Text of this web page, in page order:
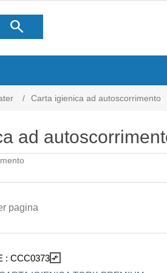
search
/ Carta igienica ad autoscorrimento
ad
pagina
: CCC0373 compare_arrows